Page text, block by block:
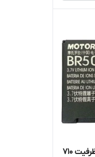
باتری گوشی موتورولا BR50 ظرفیت ۷۱۰